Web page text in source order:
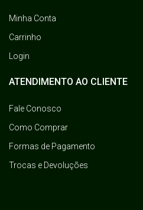
Minha Conta
Carrinho
Login
ATENDIMENTO AO CLIENTE
Fale Conosco
Como Comprar
Formas de Pagamento
Trocas e Devoluções